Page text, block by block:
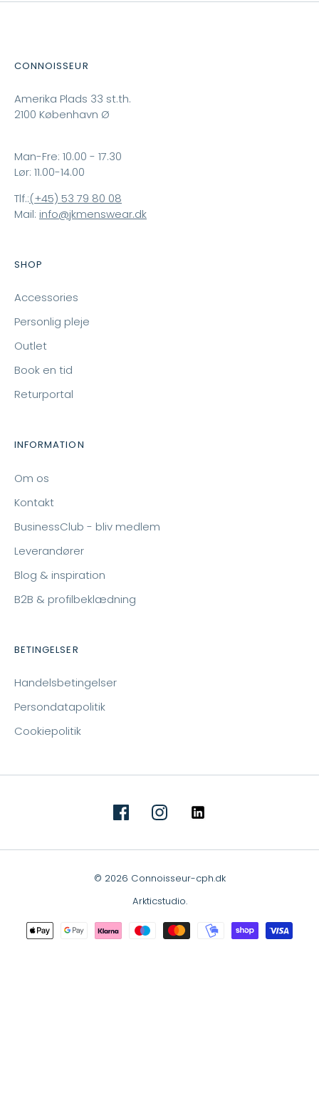
CONNOISSEUR
Amerika Plads 33 st.th.
2100 København Ø
Man-Fre: 10.00 - 17.30
Lør: 11.00-14.00
Tlf.:(+45) 53 79 80 08
Mail: info@jkmenswear.dk
SHOP
Accessories
Personlig pleje
Outlet
Book en tid
Returportal
INFORMATION
Om os
Kontakt
BusinessClub - bliv medlem
Leverandører
Blog & inspiration
B2B & profilbeklædning
BETINGELSER
Handelsbetingelser
Persondatapolitik
Cookiepolitik
© 2026 Connoisseur-cph.dk
Arkticstudio.